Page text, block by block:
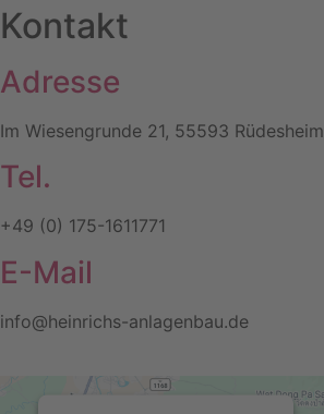
Kontakt
Adresse
Im Wiesengrunde 21, 55593 Rüdesheim
Tel.
+49 (0) 175-1611771
E-Mail
info@heinrichs-anlagenbau.de